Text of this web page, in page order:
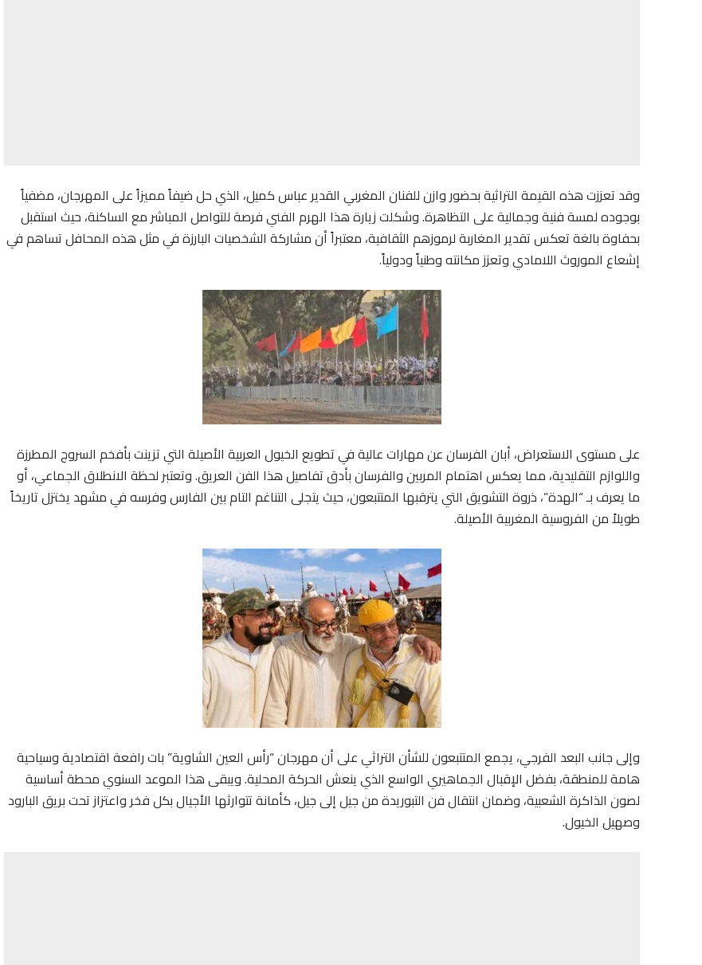
وقد تعززت هذه القيمة التراثية بحضور وازن للفنان المغربي القدير عباس كميل، الذي حل ضيفاً مميزاً على المهرجان، مضفياً
بوجوده لمسة فنية وجمالية على التظاهرة. وشكلت زيارة هذا الهرم الفني فرصة للتواصل المباشر مع الساكنة، حيث استقبل
بحفاوة بالغة تعكس تقدير المغاربة لرموزهم الثقافية، معتبراً أن مشاركة الشخصيات البارزة في مثل هذه المحافل تساهم في
إشعاع الموروث اللامادي وتعزز مكانته وطنياً ودولياً.
على مستوى الاستعراض، أبان الفرسان عن مهارات عالية في تطويع الخيول العربية الأصيلة التي تزينت بأفخم السروج المطرزة
واللوازم التقليدية، مما يعكس اهتمام المربين والفرسان بأدق تفاصيل هذا الفن العريق. وتعتبر لحظة الانطلاق الجماعي، أو
ما يعرف بـ “الهدة”، ذروة التشويق التي يترقبها المتتبعون، حيث يتجلى التناغم التام بين الفارس وفرسه في مشهد يختزل تاريخاً
طويلاً من الفروسية المغربية الأصيلة.
وإلى جانب البعد الفرجي، يجمع المتتبعون للشأن التراثي على أن مهرجان “رأس العين الشاوية” بات رافعة اقتصادية وسياحية
هامة للمنطقة، بفضل الإقبال الجماهيري الواسع الذي ينعش الحركة المحلية. ويبقى هذا الموعد السنوي محطة أساسية
لصون الذاكرة الشعبية، وضمان انتقال فن التبوريدة من جيل إلى جيل، كأمانة تتوارثها الأجيال بكل فخر واعتزاز تحت بريق البارود
وصهيل الخيول.